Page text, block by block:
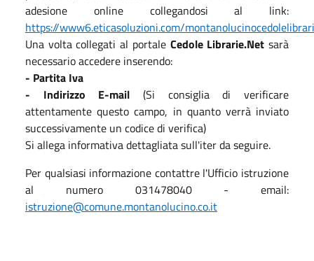
adesione online collegandosi al link:
https://www6.eticasoluzioni.com/
Una volta collegati al portale Cedole Librarie.Net sarà
necessario accedere inserendo:
- Partita Iva
- Indirizzo E-mail (Si consiglia di verificare
attentamente questo campo, in quanto verrà inviato
successivamente un codice di verifica)
Si allega informativa dettagliata sull'iter da seguire.
Per qualsiasi informazione contattre l'Ufficio istruzione
al numero 031478040 - email:
istruzione@comune.montanolucino.co.it